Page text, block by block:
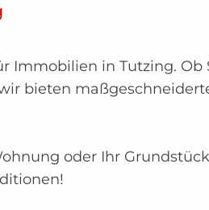
Immobilien in Tutzing.
bieten
oder Ihr